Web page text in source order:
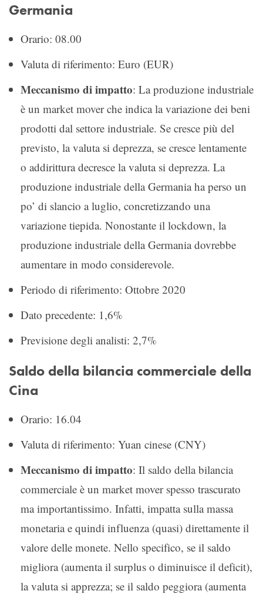
Germania
Orario: 08.00
Valuta di riferimento: Euro (EUR)
Meccanismo di impatto: La produzione industriale
è un market mover che indica la variazione dei beni
prodotti dal settore industriale. Se cresce più del
previsto, la valuta si deprezza, se cresce lentamente
o addirittura decresce la valuta si deprezza. La
produzione industriale della Germania ha perso un
po’ di slancio a luglio, concretizzando una
variazione tiepida. Nonostante il lockdown, la
produzione industriale della Germania dovrebbe
aumentare in modo considerevole.
Periodo di riferimento: Ottobre 2020
Dato precedente: 1,6%
Previsione degli analisti: 2,7%
Saldo della bilancia commerciale della
Cina
Orario: 16.04
Valuta di riferimento: Yuan cinese (CNY)
Meccanismo di impatto: Il saldo della bilancia
commerciale è un market mover spesso trascurato
ma importantissimo. Infatti, impatta sulla massa
monetaria e quindi influenza (quasi) direttamente il
valore delle monete. Nello specifico, se il saldo
migliora (aumenta il surplus o diminuisce il deficit),
la valuta si apprezza; se il saldo peggiora (aumenta